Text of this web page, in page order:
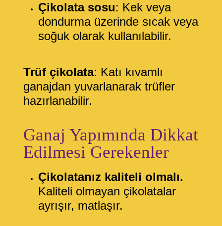
Çikolata sosu: Kek veya
dondurma üzerinde sıcak veya
soğuk olarak kullanılabilir.
Trüf çikolata: Katı kıvamlı
ganajdan yuvarlanarak trüfler
hazırlanabilir.
Ganaj Yapımında Dikkat
Edilmesi Gerekenler
Çikolatanız kaliteli olmalı.
Kaliteli olmayan çikolatalar
ayrışır, matlaşır.